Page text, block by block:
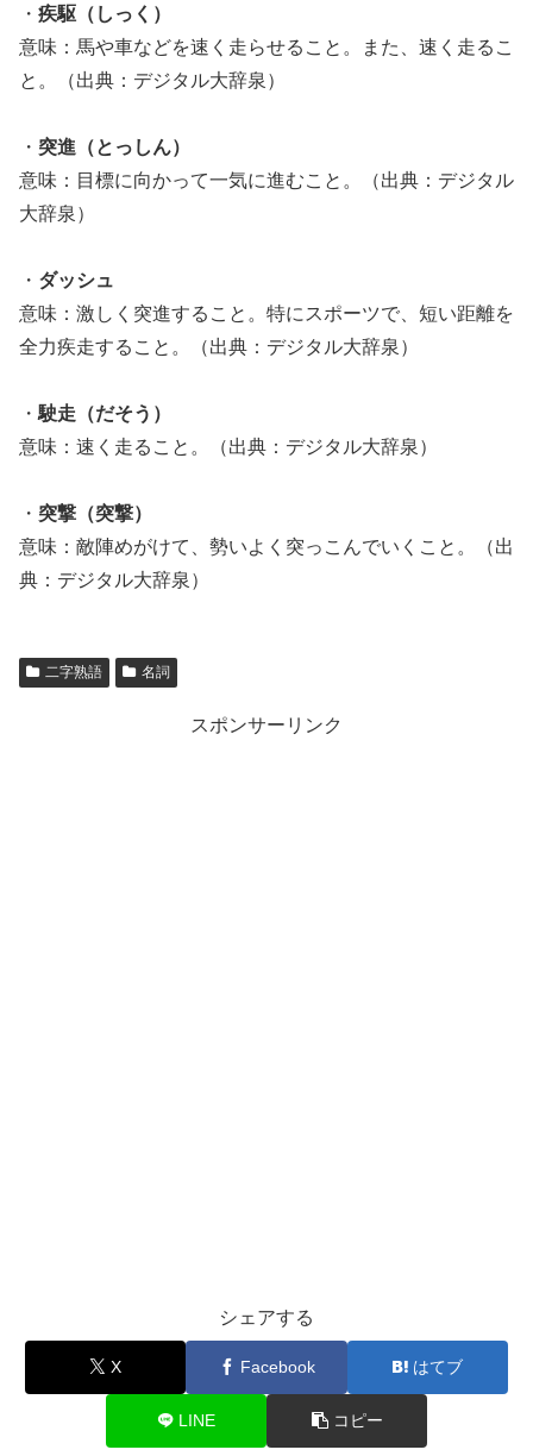
・ 疾駆（しっく）
意味：馬や車などを速く走らせること。また、速く走るこ
と。（出典：デジタル大辞泉）
・ 突進（とっしん）
意味：目標に向かって一気に進むこと。（出典：デジタル
大辞泉）
・ ダッシュ
意味：激しく突進すること。特にスポーツで、短い距離を
全力疾走すること。（出典：デジタル大辞泉）
・ 駛走（だそう）
意味：速く走ること。（出典：デジタル大辞泉）
・ 突撃（突撃）
意味：敵陣めがけて、勢いよく突っこんでいくこと。（出
典：デジタル大辞泉）
二字熟語 名詞
スポンサーリンク
シェアする
X Facebook はてブ
LINE コピー